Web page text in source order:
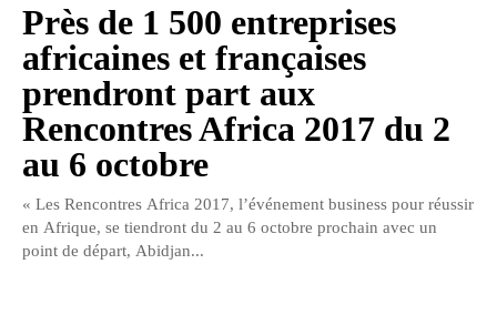
Près de 1 500 entreprises
africaines et françaises
prendront part aux
Rencontres Africa 2017 du 2
au 6 octobre
« Les Rencontres Africa 2017, l’événement business pour réussir
en Afrique, se tiendront du 2 au 6 octobre prochain avec un
point de départ, Abidjan...